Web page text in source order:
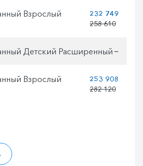
Взрослый
232 749
258 610
Детский Расширенный —
Взрослый
253 908
282 120